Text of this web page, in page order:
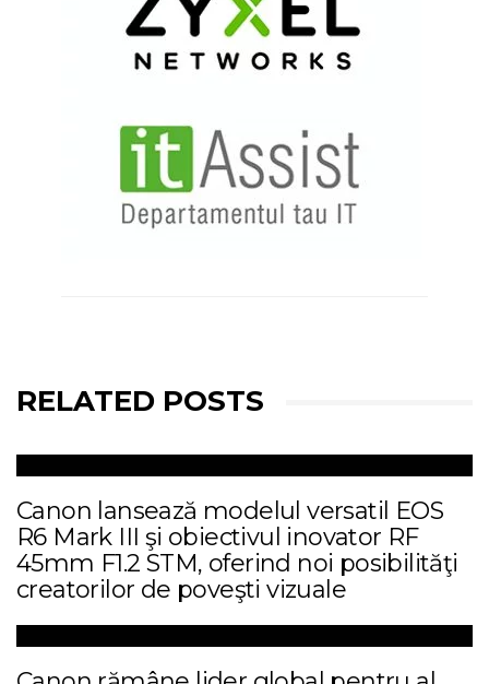
RELATED POSTS
Canon lansează modelul versatil EOS
R6 Mark III şi obiectivul inovator RF
45mm F1.2 STM, oferind noi posibilităţi
creatorilor de poveşti vizuale